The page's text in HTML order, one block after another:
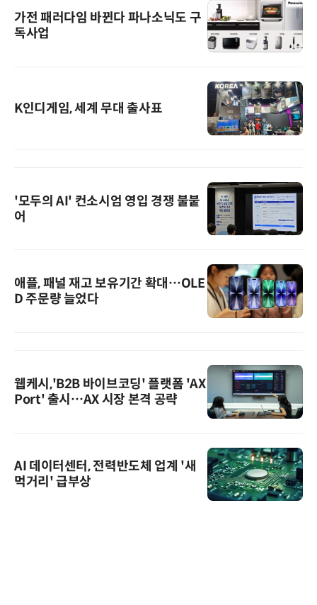
가전 패러다임 바뀐다 파나소닉도 구
독사업
K인디게임, 세계 무대 출사표
'모두의 AI' 컨소시엄 영입 경쟁 불붙
어
애플, 패널 재고 보유기간 확대…OLE
D 주문량 늘었다
웹케시,'B2B 바이브코딩' 플랫폼 'AX
Port' 출시…AX 시장 본격 공략
AI 데이터센터, 전력반도체 업계 '새
먹거리' 급부상